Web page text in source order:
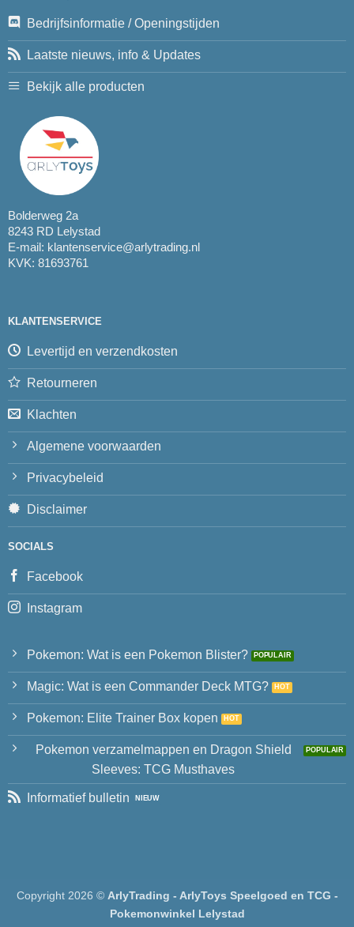
Bedrijfsinformatie / Openingstijden
Laatste nieuws, info & Updates
Bekijk alle producten
Bolderweg 2a
8243 RD Lelystad
E-mail: klantenservice@arlytrading.nl
KVK: 81693761
KLANTENSERVICE
Levertijd en verzendkosten
Retourneren
Klachten
Algemene voorwaarden
Privacybeleid
Disclaimer
SOCIALS
Facebook
Instagram
Pokemon: Wat is een Pokemon Blister?
Magic: Wat is een Commander Deck MTG?
Pokemon: Elite Trainer Box kopen
Pokemon verzamelmappen en Dragon Shield
Sleeves: TCG Musthaves
Informatief bulletin
Copyright 2026 © ArlyTrading - ArlyToys Speelgoed en TCG -
Pokemonwinkel Lelystad